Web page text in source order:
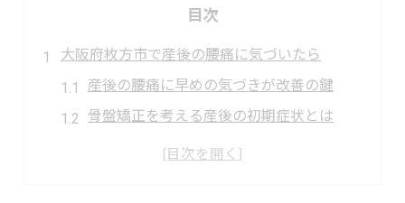
目次
大阪府枚方市で産後の腰痛に気づいたら
産後の腰痛に早めの気づきが改善の鍵
骨盤矯正を考える産後の初期症状とは
育児中の産後腰痛を放置しないために